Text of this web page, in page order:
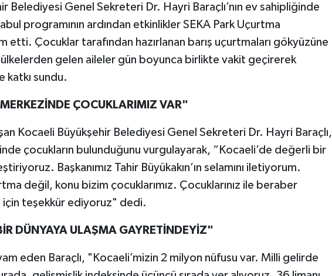
Belediyesi Genel Sekreteri Dr. Hayri Baraçlı’nın ev sahipliğinde
programının ardından etkinlikler SEKA Park Uçurtma
etti. Çocuklar tarafından hazırlanan barış uçurtmaları gökyüzüne
ülkelerden gelen aileler gün boyunca birlikte vakit geçirerek
katkı sundu.
ÇOCUKLARIMIZ VAR"
Kocaeli Büyükşehir Belediyesi Genel Sekreteri Dr. Hayri Baraçlı,
çocukların bulunduğunu vurgulayarak, “Kocaeli’de değerli bir
Başkanımız Tahir Büyükakın’ın selamını iletiyorum.
değil, konu bizim çocuklarımız. Çocuklarınız ile beraber
için teşekkür ediyoruz" dedi.
DÜNYAYA ULAŞMA GAYRETİNDEYİZ"
eden Baraçlı, "Kocaeli’mizin 2 milyon nüfusu var. Milli gelirde